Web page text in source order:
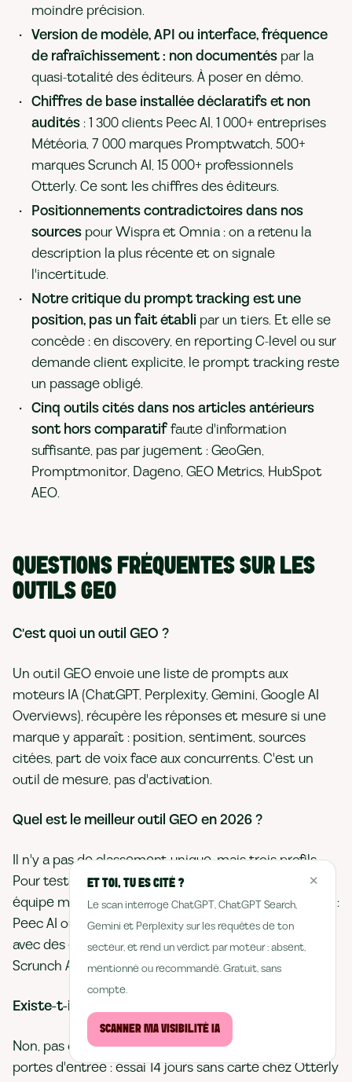
moindre précision.
Version de modèle, API ou interface, fréquence
de rafraîchissement : non documentés par la
quasi-totalité des éditeurs. À poser en démo.
Chiffres de base installée déclaratifs et non
audités : 1 300 clients Peec AI, 1 000+ entreprises
Météoria, 7 000 marques Promptwatch, 500+
marques Scrunch AI, 15 000+ professionnels
Otterly. Ce sont les chiffres des éditeurs.
Positionnements contradictoires dans nos
sources pour Wispra et Omnia : on a retenu la
description la plus récente et on signale
l'incertitude.
Notre critique du prompt tracking est une
position, pas un fait établi par un tiers. Et elle se
concède : en discovery, en reporting C-level ou sur
demande client explicite, le prompt tracking reste
un passage obligé.
Cinq outils cités dans nos articles antérieurs
sont hors comparatiffaute d'information
suffisante, pas par jugement : GeoGen,
Promptmonitor, Dageno, GEO Metrics, HubSpot
AEO.
QUESTIONS FRÉQUENTES SUR LES
OUTILS GEO
C'est quoi un outil GEO ?
Un outil GEO envoie une liste de prompts aux
moteurs IA (ChatGPT, Perplexity, Gemini, Google AI
Overviews), récupère les réponses et mesure si une
marque y apparaît : position, sentiment, sources
citées, part de voix face aux concurrents. C'est un
outil de mesure, pas d'activation.
Quel est le meilleur outil GEO en 2026 ?
Il n'y a pas de classement unique, mais trois profils.
Pour tester sans engagement : Rankscale. Pour une
équipe marketing qui veut de la lisibilité au quotidien :
Peec AI ou Météoria. Pour un groupe multi-marques
avec des exigences de gouvernance : Profound ou
Scrunch AI.
Existe-t-il un outil GEO gratuit ?
Non, pas de version gratuite complète. Il existe des
portes d'entrée : essai 14 jours sans carte chez Otterly
✕
ET TOI, TU ES CITÉ ?
Le scan interroge ChatGPT, ChatGPT Search,
Gemini et Perplexity sur les requêtes de ton
secteur, et rend un verdict par moteur : absent,
mentionné ou recommandé. Gratuit, sans
compte.
SCANNER MA VISIBILITÉ IA